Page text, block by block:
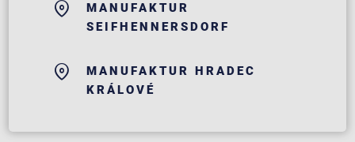
MANUFAKTUR
SEIFHENNERSDORF
MANUFAKTUR HRADEC
KRÁLOVÉ